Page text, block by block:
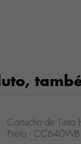
Cartucho de Tinta
Preto - CC640WB